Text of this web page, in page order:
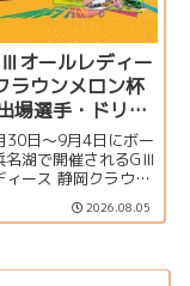
オールレディー
ラウンメロン杯
場選手・ドリー
モーター・イ
報まとめ
30日～9月4日にボー
名湖で開催されるGⅢ
ィース 静岡クラウン
、シリーズ展望、ド
介します。
2026.08.05